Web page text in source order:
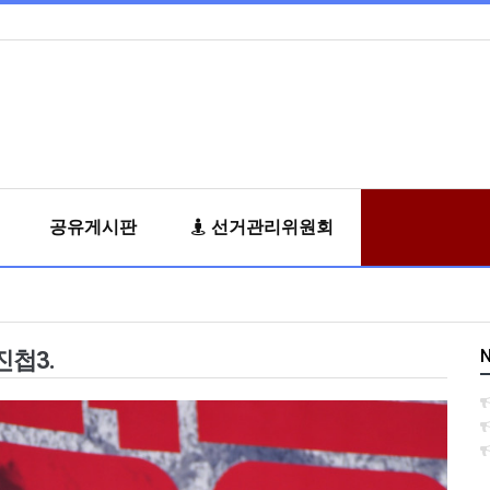
공유게시판 선거관리위원회
첩3.